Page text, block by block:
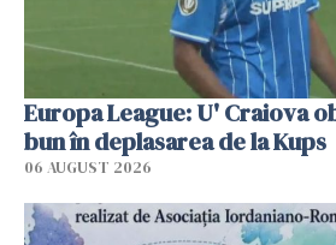
Europa League: U' Craiova
bun în deplasarea de la Kups
06 AUGUST 2026